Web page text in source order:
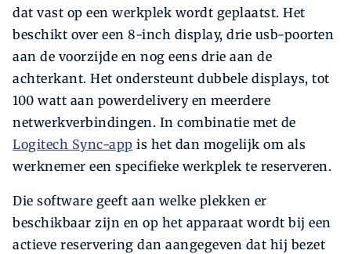
dat vast op een werkplek wordt geplaatst. Het
beschikt over een 8-inch display, drie usb-poorten
aan de voorzijde en nog eens drie aan de
achterkant. Het ondersteunt dubbele displays, tot
100 watt aan powerdelivery en meerdere
netwerkverbindingen. In combinatie met de
Logitech Sync-app is het dan mogelijk om als
werknemer een specifieke werkplek te reserveren.
Die software geeft aan welke plekken er
beschikbaar zijn en op het apparaat wordt bij een
actieve reservering dan aangegeven dat hij bezet